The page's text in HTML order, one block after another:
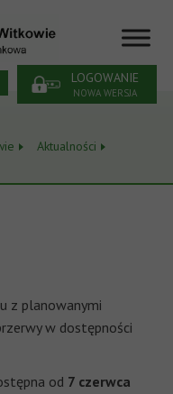
LOGOWANIE
NOWA WERSJA
Aktualności
z planowanymi
w dostępności
od 7 czerwca